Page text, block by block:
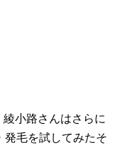
小路さんはさらに
発毛を試してみたそ